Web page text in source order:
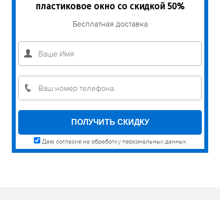
пластиковое окно со скидкой 50%
Бесплатная доставка
Даю согласие на обработку персональных данных